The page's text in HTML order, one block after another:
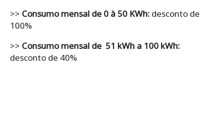
>> Consumo mensal de 0 à 50 KWh: desconto de
100%
>> Consumo mensal de 51 kWh a 100 kWh:
desconto de 40%